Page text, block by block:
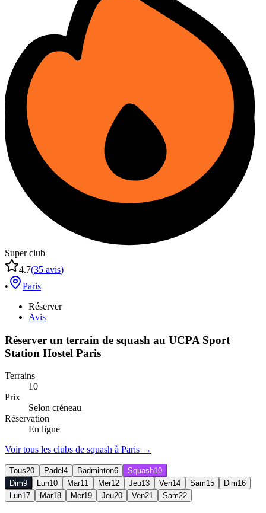
Super club
4.7(35 avis)
•
Paris
Réserver
Avis
Réserver un terrain de squash au UCPA Sport
Station Hostel Paris
Terrains
10
Prix
Selon créneau
Réservation
En ligne
Voir tous les clubs de squash à Paris →
Tous20 Padel 4 Badminton6 Squash10
Dim9 Lun10 Mar11 Mer12 Jeu13 Ven14 Sam15 Dim16
Lun17 Mar18 Mer19 Jeu20 Ven21 Sam22